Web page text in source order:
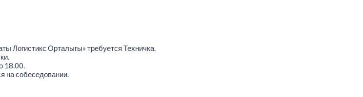
Логистикс Орталыгы» требуется Техничка.
18.00.
на собеседовании.